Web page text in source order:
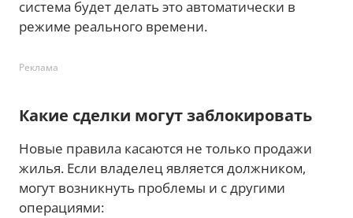
система будет делать это автоматически в
режиме реального времени.
Реклама
Какие сделки могут заблокировать
Новые правила касаются не только продажи
жилья. Если владелец является должником,
могут возникнуть проблемы и с другими
операциями: